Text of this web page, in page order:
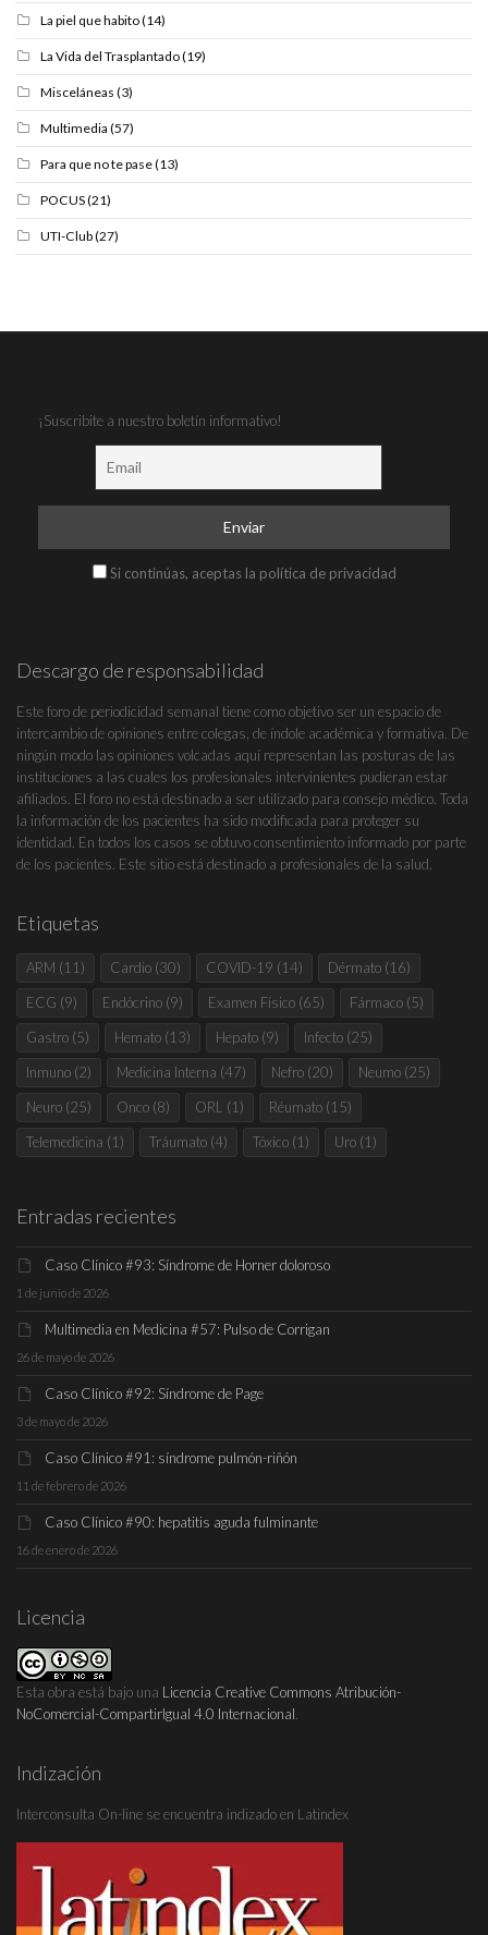
La piel que habito(14)
La Vida del Trasplantado(19)
Misceláneas (3)
Multimedia (57)
Para que no te pase(13)
POCUS(21)
UTI-Club(27)
¡Suscribite a nuestro boletín informativo!
Si continúas, aceptas la política de privacidad
Descargo de responsabilidad
Este foro de periodicidad semanal tiene como objetivo ser un espacio de
intercambio de opiniones entre colegas, de índole académica y formativa. De
ningún modo las opiniones volcadas aquí representan las posturas de las
instituciones a las cuales los profesionales intervinientes pudieran estar
afiliados. El foro no está destinado a ser utilizado para consejo médico. Toda
la información de los pacientes ha sido modificada para proteger su
identidad. En todos los casos se obtuvo consentimiento informado por parte
de los pacientes. Este sitio está destinado a profesionales de la salud.
Etiquetas
ARM (11) Cardio (30) COVID-19 (14) Dérmato (16)
ECG (9) Endócrino (9) Examen Físico (65) Fármaco (5)
Gastro (5) Hemato (13) Hepato (9) Infecto (25)
Inmuno (2) Medicina Interna (47) Nefro (20) Neumo (25)
Neuro (25) Onco (8) ORL (1) Réumato (15)
Telemedicina (1) Tráumato (4) Tóxico (1) Uro (1)
Entradas recientes
Caso Clínico #93: Síndrome de Horner doloroso
1 de junio de 2026
Multimedia en Medicina #57: Pulso de Corrigan
26 de mayo de 2026
Caso Clínico #92: Síndrome de Page
3 de mayo de 2026
Caso Clínico #91: síndrome pulmón-riñón
11 de febrero de 2026
Caso Clínico #90: hepatitis aguda fulminante
16 de enero de 2026
Licencia
Esta obra está bajo una Licencia Creative Commons Atribución-
NoComercial-CompartirIgual 4.0 Internacional
Indización
Interconsulta On-line se encuentra indizado en Latindex